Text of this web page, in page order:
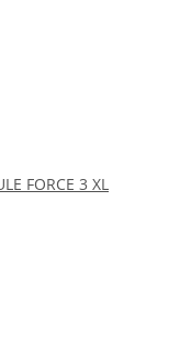
FORCE 3 XL